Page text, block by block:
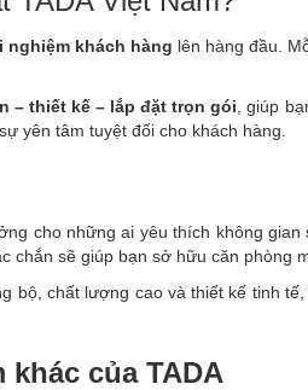
khách hàng lên hàng đầu.
– thiết kế – lắp đặt trọn gói , giúp
yên tâm tuyệt đối cho khách hàng.
cho những ai yêu thích không
chắn sẽ giúp bạn sở hữu căn phòng
bộ, chất lượng cao và thiết kế tinh
của TADA